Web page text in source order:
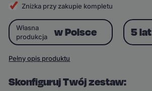
Zniżka przy zakupie kompletu
Skonfiguruj Twój zestaw:
Własna
produkcja
w Polsce 5 lat
Pełny opis produktu